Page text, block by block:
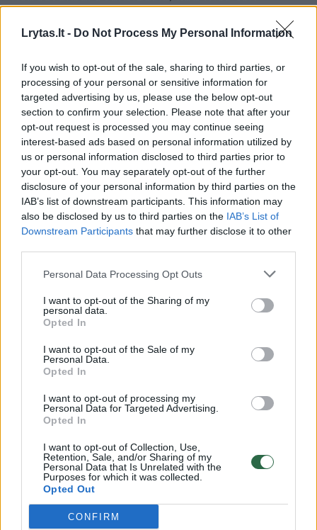
Lrytas.lt - Do Not Process My Personal Information
If you wish to opt-out of the sale, sharing to third parties, or
processing of your personal or sensitive information for
targeted advertising by us, please use the below opt-out
section to confirm your selection. Please note that after your
opt-out request is processed you may continue seeing
interest-based ads based on personal information utilized by
us or personal information disclosed to third parties prior to
your opt-out. You may separately opt-out of the further
disclosure of your personal information by third parties on the
IAB’s list of downstream participants. This information may
also be disclosed by us to third parties on the IAB’s List of
Downstream Participants that may further disclose it to other
Personal Data Processing Opt Outs
I want to opt-out of the Sharing of my
personal data.
Opted In
I want to opt-out of the Sale of my
Personal Data.
Opted In
I want to opt-out of processing my
Personal Data for Targeted Advertising.
Opted In
I want to opt-out of Collection, Use,
Retention, Sale, and/or Sharing of my
Personal Data that Is Unrelated with the
Purposes for which it was collected.
Opted Out
CONFIRM
važiuos vietoj mūsų: prancūzai, afrikiečiai ar
reikšmės. Svarbiausia, kad mes ten
nepasirodysime.
O prancūzai pasirodys – ir velniai juos
nematė. Aišku vieną – ledo ritulys be Rusijos
rinktinės nėra niekam toks įdomus žaidynėse.
Mums tai labai akivaizdu, bet olimpinių
žaidynių organizatoriams – ne. Sprendimas
dėl prancūzų dalyvavimo varžybose kalba
pats už save.
Galima kiek nori trankyti orą kumščiais, pykti,
spjaudytis. Svarbu tik tai, kad mūsų nebus
olimpiadoje. Mes tikėjome kitu sprendimu ir
dėjome dideles viltis.
Bet jau praleidome keturis pasaulio
čempionatus, dabar bus ir olimpinės
žaidynės, o tada bus dar vienas pasaulio
čempionatas. Nereikia nusiminti – vis tiek